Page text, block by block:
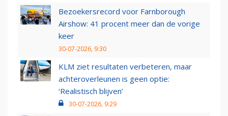
Bezoekersrecord voor Farnborough
Airshow: 41 procent meer dan de vorige
keer
30-07-2026, 9:30
KLM ziet resultaten verbeteren, maar
achteroverleunen is geen optie:
‘Realistisch blijven’
30-07-2026, 9:29